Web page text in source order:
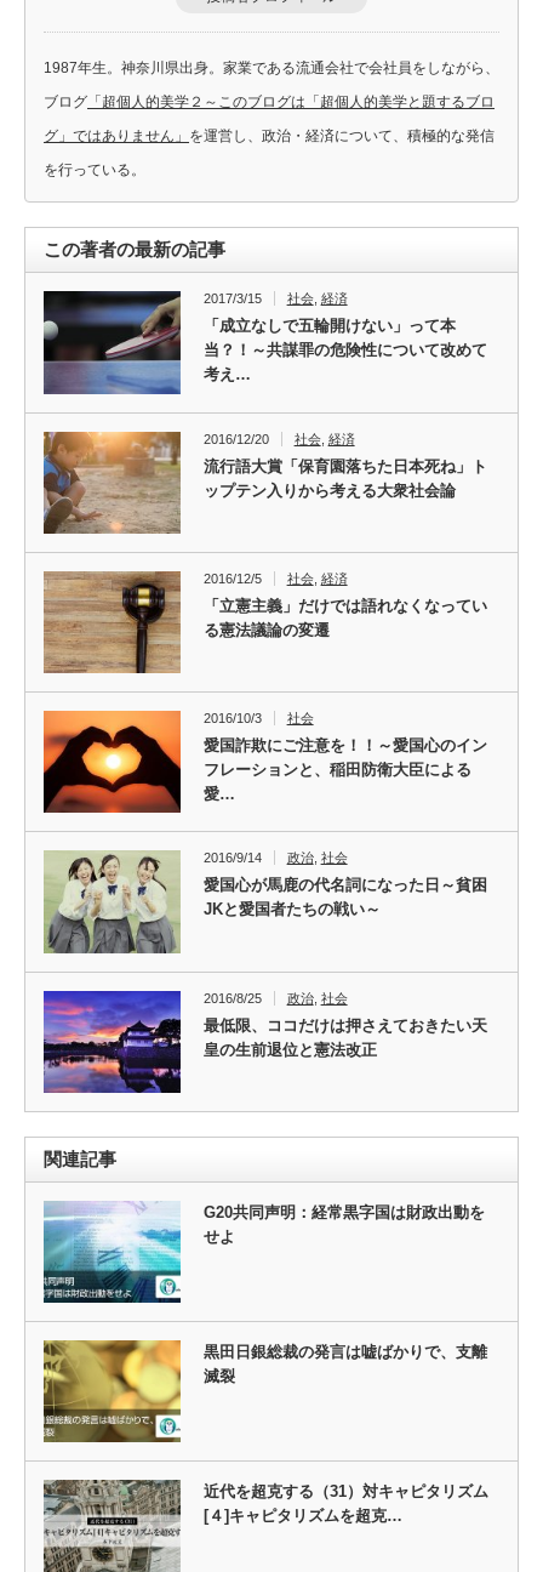
1987年生。神奈川県出身。家業である流通会社で会社員をしながら、
ブログ 「超個人的美学２～このブログは「超個人的美学と題するブロ
グ」ではありません」 を運営し、政治・経済について、積極的な発信
を行っている。
この著者の最新の記事
2017/3/15 社会, 経済
「成立なしで五輪開けない」って本
当？！～共謀罪の危険性について改めて
考え…
2016/12/20 社会, 経済
流行語大賞「保育園落ちた日本死ね」ト
ップテン入りから考える大衆社会論
2016/12/5 社会, 経済
「立憲主義」だけでは語れなくなってい
る憲法議論の変遷
2016/10/3 社会
愛国詐欺にご注意を！！～愛国心のイン
フレーションと、稲田防衛大臣による
愛…
2016/9/14 政治, 社会
愛国心が馬鹿の代名詞になった日～貧困
JKと愛国者たちの戦い～
2016/8/25 政治, 社会
最低限、ココだけは押さえておきたい天
皇の生前退位と憲法改正
関連記事
G20共同声明：経常黒字国は財政出動を
せよ
黒田日銀総裁の発言は嘘ばかりで、支離
滅裂
近代を超克する（31）対キャピタリズム
[４]キャピタリズムを超克…